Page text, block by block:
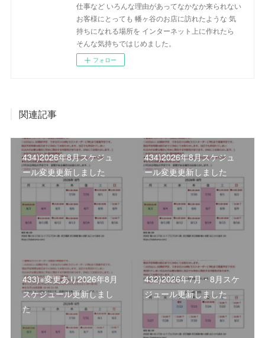
仕事など いろんな理由があってなかなか来られない
お客様にとっても 幡ヶ谷のお店に訪れたような 気
持ちになれる場所を インターネット上に作れたら
そんな気持ちではじめました。
フォロー
関連記事
434)2026年8月スケジュ
ール変更更新しました
434)2026年8月スケジュ
ール変更更新しました
433)※変更あり2026年8月
スケジュール更新しまし
た
432)2026年7月・8月スケ
ジュール更新しました